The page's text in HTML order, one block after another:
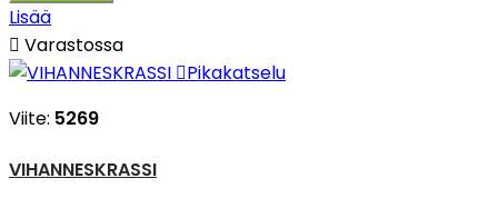
Lisää
 Varastossa
Pikakatselu
Viite: 5269
VIHANNESKRASSI